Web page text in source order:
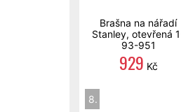
Brašna na nářadí
Stanley, otevřená
93-951
929 Kč
8.